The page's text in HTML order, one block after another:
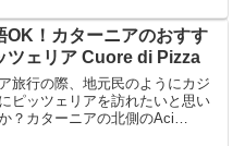
たりもします。Saekoチーズや
るお店...
OK！カターニアのおすす
ツェリア Cuore di Pizza
旅行の際、地元民のようにカジ
ピッツェリアを訪れたいと思い
？カターニアの北側のAci